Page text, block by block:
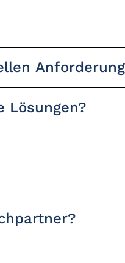
Lösungen?